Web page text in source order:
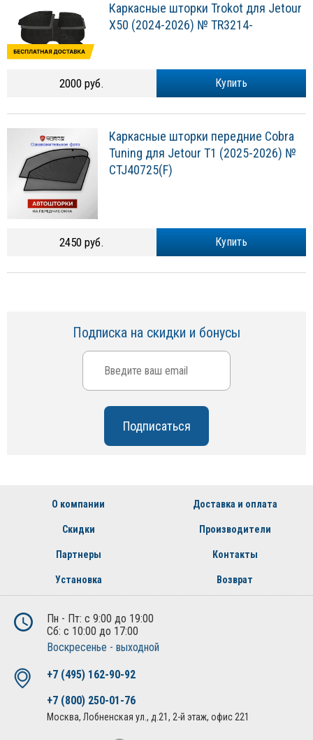
Каркасные шторки Trokot для Jetour
X50 (2024-2026) № TR3214-
Купить
2000 руб.
Каркасные шторки передние Cobra
Tuning для Jetour T1 (2025-2026) №
CTJ40725(F)
Купить
2450 руб.
Подписка на скидки и бонусы
О компании Доставка и оплата
Скидки Производители
Партнеры Контакты
Установка Возврат
Пн - Пт: с 9:00 до 19:00
Сб: с 10:00 до 17:00
Воскресенье - выходной
+7 (495) 162-90-92
+7 (800) 250-01-76
Москва, Лобненская ул., д.21, 2-й этаж, офис 221